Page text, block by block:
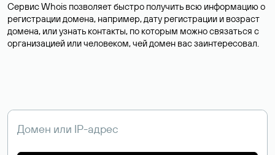
Сервис Whois позволяет быстро получить всю информацию о
регистрации домена, например, дату регистрации и возраст
домена, или узнать контакты, по которым можно связаться с
организацией или человеком, чей домен вас заинтересовал.